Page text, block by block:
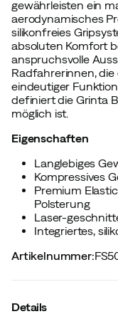
gewährleisten ein
aerodynamisches
silikonfreies
absoluten Komfort
anspruchsvolle
Radfahrerinnen,
eindeutiger
definiert die Grinta
möglich ist.
Eigenschaften
Langlebiges
Kompressives
Premium
Polsterung
Laser-
Integriertes,
Artikelnummer:
Details